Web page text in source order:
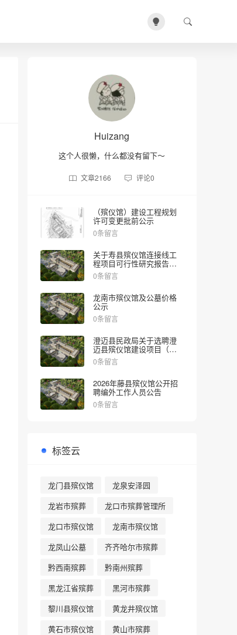
Huizang
这个人很懒，什么都没有留下～
文章2166 评论0
（殡仪馆）建设工程规划
许可变更批前公示
0条留言
关于寿县殡仪馆连接线工
程项目可行性研究报告的
批复
0条留言
龙南市殡仪馆及公墓价格
公示
0条留言
澄迈县民政局关于选聘澄
迈县殡仪馆建设项目（一
期）社会稳定风险评估机
构的公告
0条留言
2026年藤县殡仪馆公开招
聘编外工作人员公告
0条留言
标签云
龙门县殡仪馆
龙泉安泽园
龙岩市殡葬
龙口市殡葬管理所
龙口市殡仪馆
龙南市殡仪馆
龙凤山公墓
齐齐哈尔市殡葬
黔西南殡葬
黔南州殡葬
黑龙江省殡葬
黑河市殡葬
黎川县殡仪馆
黄龙井殡仪馆
黄石市殡仪馆
黄山市殡葬